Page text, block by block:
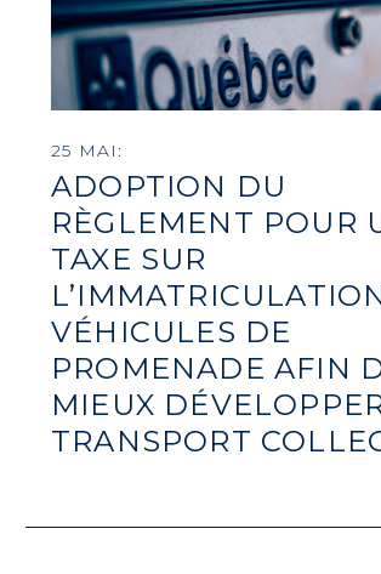
25 MAI:
ADOPTION DU
RÈGLEMENT POUR
TAXE SUR
VÉHICULES DE
PROMENADE AFIN
MIEUX
TRANSPORT